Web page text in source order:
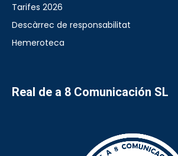
Tarifes 2026
Descàrrec de responsabilitat
Hemeroteca
Real de a 8 Comunicación SL